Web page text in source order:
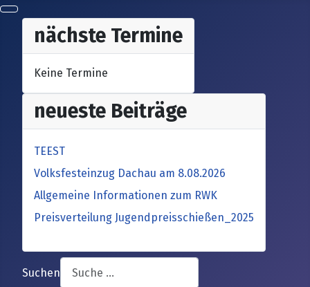
nächste Termine
Keine Termine
neueste Beiträge
TEEST
Volksfesteinzug Dachau am 8.08.2026
Allgemeine Informationen zum RWK
Preisverteilung Jugendpreisschießen_2025
Suchen